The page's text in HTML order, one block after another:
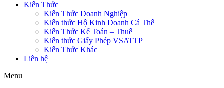
Kiến Thức
Kiến Thức Doanh Nghiệp
Kiến thức Hộ Kinh Doanh Cá Thể
Kiến Thức Kế Toán – Thuế
Kiến thức Giấy Phép VSATTP
Kiến Thức Khác
Liên hệ
Menu